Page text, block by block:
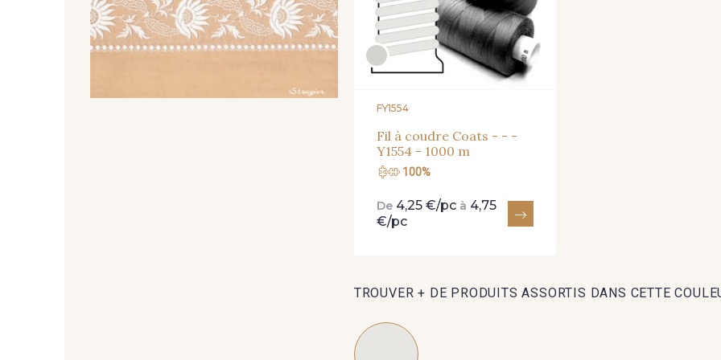
FY1554
Fil à coudre Coats - - -
Y1554 - 1000 m
100%
De 4,25 €/pc à 4,75
€/pc
TROUVER + DE PRODUITS ASSORTIS DANS CETTE